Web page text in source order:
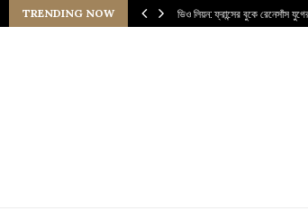
TRENDING NOW ভিও লিয়ন: ফ্রান্সের বুকে রেনেসাঁস